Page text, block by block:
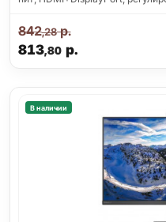
813,80р.
842,28р.
В наличии